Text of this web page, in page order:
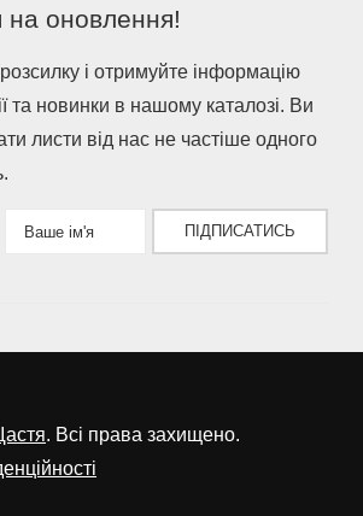
на оновлення!
і отримуйте інформацію
та новинки в нашому каталозі. Ви
листи від нас не частіше одного
ПІДПИСАТИСЬ
. Всі права захищено.